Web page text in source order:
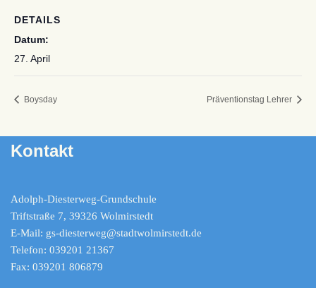
DETAILS
Datum:
27. April
Boysday Präventionstag Lehrer
Kontakt
Adolph-Diesterweg-Grundschule
Triftstraße 7, 39326 Wolmirstedt
E-Mail: gs-diesterweg@stadtwolmirstedt.de
Telefon: 039201 21367
Fax: 039201 806879